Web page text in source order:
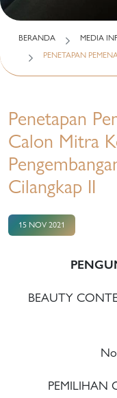
BERANDA
MEDIA
PENETAPAN
Penetapan
Calon Mitra
Cilangkap II
15 NOV 2021
BEAUTY
PEMILIHAN